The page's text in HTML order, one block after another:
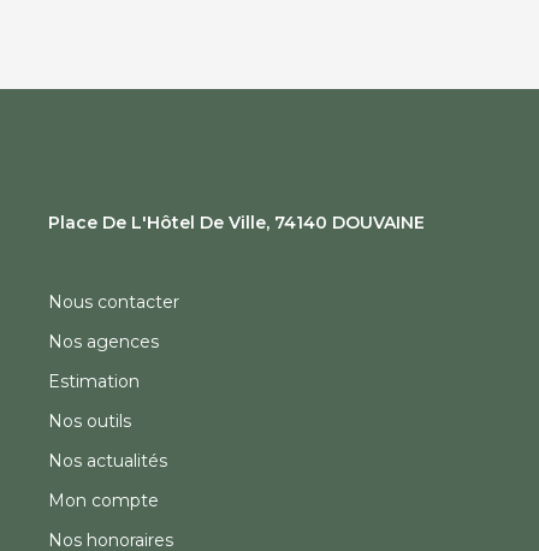
Place De L'Hôtel De Ville, 74140 DOUVAINE
Nous contacter
Nos agences
Estimation
Nos outils
Nos actualités
Mon compte
Nos honoraires